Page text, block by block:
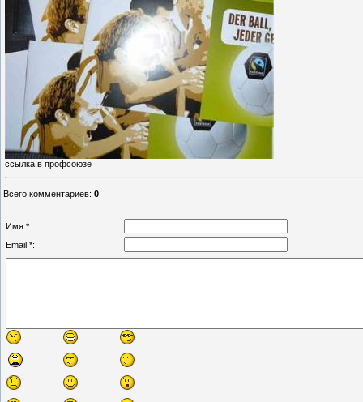
ссылка в профсоюзе
Всего комментариев: 0
Имя *:
Email *: